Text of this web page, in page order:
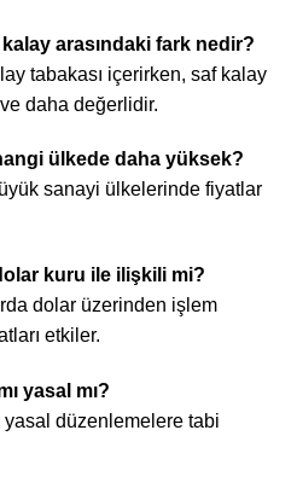
arasındaki fark nedir?
tabakası içerirken, saf kalay
daha değerlidir.
ülkede daha yüksek?
sanayi ülkelerinde fiyatlar
kuru ile ilişkili mi?
dolar üzerinden işlem
etkiler.
yasal mı?
yasal düzenlemelere tabi